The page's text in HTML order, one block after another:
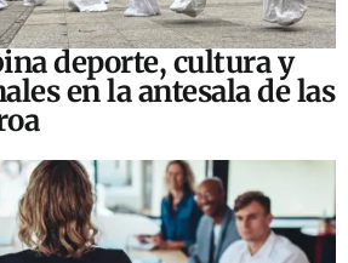
deporte, cultura y
en la antesala de las